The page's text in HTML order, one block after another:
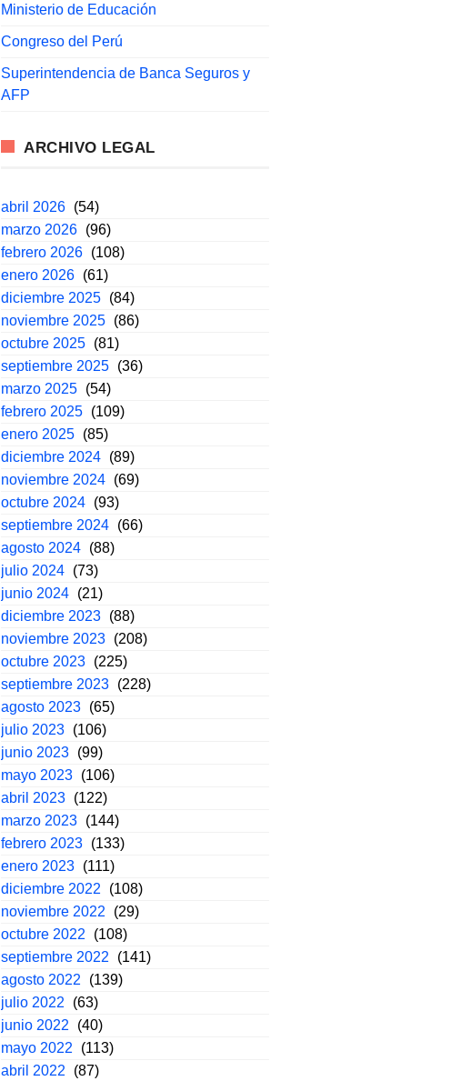
Ministerio de Educación
Congreso del Perú
Superintendencia de Banca Seguros y
AFP
ARCHIVO LEGAL
abril 2026 (54)
marzo 2026 (96)
febrero 2026 (108)
enero 2026 (61)
diciembre 2025 (84)
noviembre 2025 (86)
octubre 2025 (81)
septiembre 2025 (36)
marzo 2025 (54)
febrero 2025 (109)
enero 2025 (85)
diciembre 2024 (89)
noviembre 2024 (69)
octubre 2024 (93)
septiembre 2024 (66)
agosto 2024 (88)
julio 2024 (73)
junio 2024 (21)
diciembre 2023 (88)
noviembre 2023 (208)
octubre 2023 (225)
septiembre 2023 (228)
agosto 2023 (65)
julio 2023 (106)
junio 2023 (99)
mayo 2023 (106)
abril 2023 (122)
marzo 2023 (144)
febrero 2023 (133)
enero 2023 (111)
diciembre 2022
(108)
noviembre 2022
(29)
octubre 2022
(108)
septiembre 2022
(141)
agosto 2022
(139)
julio 2022
(63)
junio 2022
(40)
mayo 2022
(113)
abril 2022
(87)